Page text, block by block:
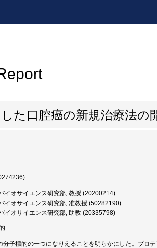
た口腔癌の新規治療法の
イオサイエンス研究部, 教授 (20200214)
イオサイエンス研究部, 准教授 (50282190)
イオサイエンス研究部, 助教 (20335798)
子標的の一つになりえることを明らかにした。プロ